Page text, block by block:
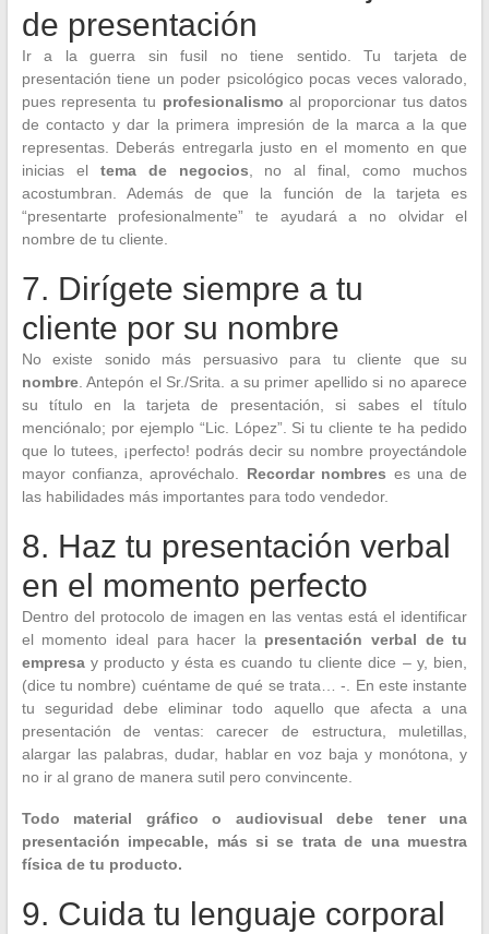
de presentación
Ir a la guerra sin fusil no tiene sentido. Tu tarjeta de
presentación tiene un poder psicológico pocas veces valorado,
pues representa tu profesionalismo al proporcionar tus datos
de contacto y dar la primera impresión de la marca a la que
representas. Deberás entregarla justo en el momento en que
inicias el tema de negocios , no al final, como muchos
acostumbran. Además de que la función de la tarjeta es
“presentarte profesionalmente” te ayudará a no olvidar el
nombre de tu cliente.
7. Dirígete siempre a tu
cliente por su nombre
No existe sonido más persuasivo para tu cliente que su
nombre. Antepón el Sr./Srita. a su primer apellido si no aparece
su título en la tarjeta de presentación, si sabes el título
menciónalo; por ejemplo “Lic. López”. Si tu cliente te ha pedido
que lo tutees, ¡perfecto! podrás decir su nombre proyectándole
mayor confianza, aprovéchalo. Recordar nombres es una de
las habilidades más importantes para todo vendedor.
8. Haz tu presentación verbal
en el momento perfecto
Dentro del protocolo de imagen en las ventas está el identificar
el momento ideal para hacer la presentación verbal de tu
empresay producto y ésta es cuando tu cliente dice – y, bien,
(dice tu nombre) cuéntame de qué se trata… -. En este instante
tu seguridad debe eliminar todo aquello que afecta a una
presentación de ventas: carecer de estructura, muletillas,
alargar las palabras, dudar, hablar en voz baja y monótona, y
no ir al grano de manera sutil pero convincente.
Todo material gráfico o audiovisual debe tener una
presentación impecable, más si se trata de una muestra
física de tu producto.
9. Cuida tu lenguaje corporal